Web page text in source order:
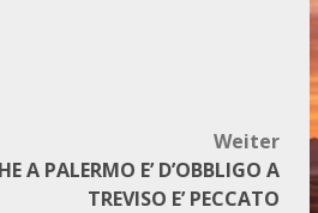
Weiter
A PALERMO E’ D’OBBLIGO A
TREVISO E’ PECCATO